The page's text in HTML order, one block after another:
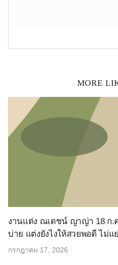
MORE
งานแต่ง ณเดชน์ ญาญ่า 18 ก.
บ่าย แต่งยังไงให้สวยพอดี ไม่แ
กรกฎาคม 17, 2026